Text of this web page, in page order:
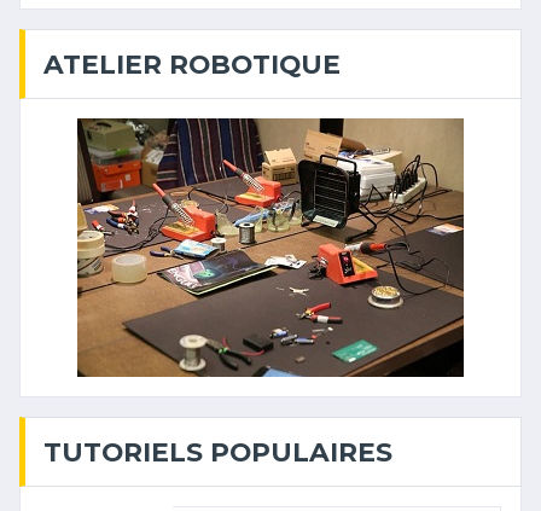
ATELIER ROBOTIQUE
TUTORIELS POPULAIRES